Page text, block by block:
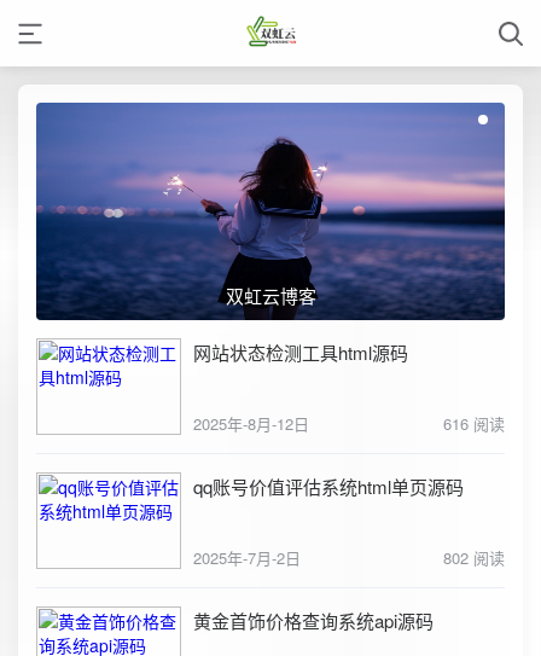
双虹云博客
网站状态检测工具html源码
2025年-8月-12日 616 阅读
qq账号价值评估系统html单页源码
2025年-7月-2日 802 阅读
黄金首饰价格查询系统api源码